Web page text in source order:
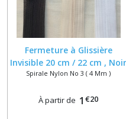
Fermeture à Glissière
Invisible 20 cm / 22 cm , Noir
, Marine , Rouge , Orange ,
Spirale Nylon No 3 ( 4 Mm )
À partir de 1 €20